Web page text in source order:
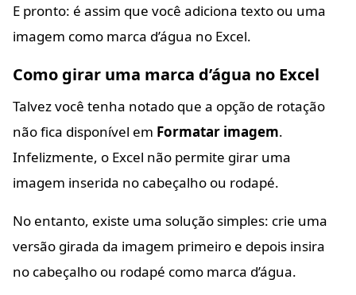
E pronto: é assim que você adiciona texto ou uma
imagem como marca d’água no Excel.
Como girar uma marca d’água no Excel
Talvez você tenha notado que a opção de rotação
não fica disponível em Formatar imagem.
Infelizmente, o Excel não permite girar uma
imagem inserida no cabeçalho ou rodapé.
No entanto, existe uma solução simples: crie uma
versão girada da imagem primeiro e depois insira
no cabeçalho ou rodapé como marca d’água.